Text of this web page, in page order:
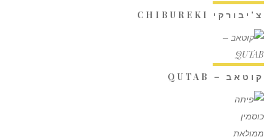
צ'יבורקי CHIBUREKI
קוטאב – QUTAB